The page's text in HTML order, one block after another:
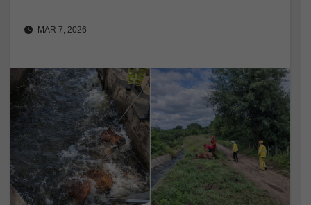
MAR 7, 2026